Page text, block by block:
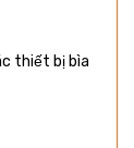
thiết bị bìa